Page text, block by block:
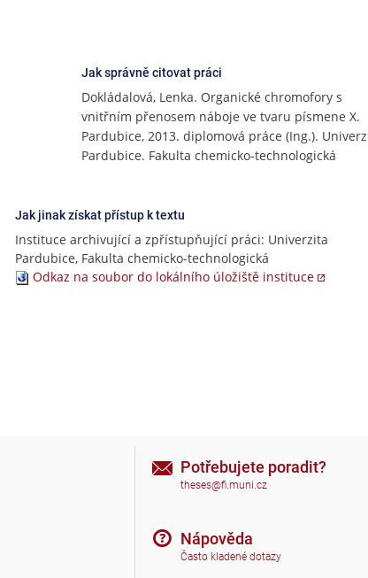
Jak správně citovat práci
Dokládalová, Lenka. Organické chromofory s
vnitřním přenosem náboje ve tvaru písmene X.
Pardubice, 2013. diplomová práce (Ing.).
Pardubice. Fakulta chemicko-technologická
Jak jinak získat přístup k textu
Instituce archivující a zpřístupňující práci: Univerzita
Pardubice, Fakulta chemicko-technologická
Odkaz na soubor do lokálního úložiště instituce
Potřebujete poradit?
theses@fi.muni.cz
Nápověda
Často kladené dotazy